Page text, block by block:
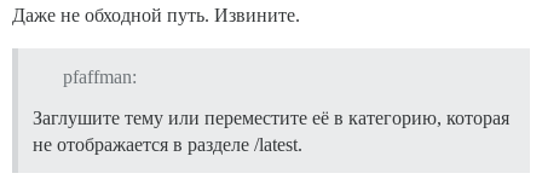
Даже не обходной путь. Извините.
pfaffman:
Заглушите тему или переместите её в категорию, которая
не отображается в разделе /latest.